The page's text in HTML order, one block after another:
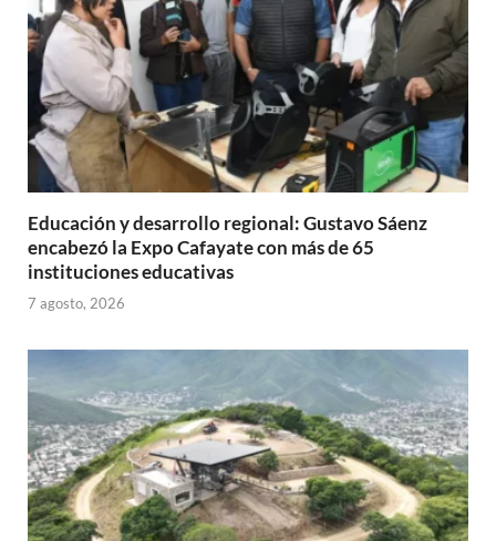
Educación y desarrollo regional: Gustavo Sáenz
encabezó la Expo Cafayate con más de 65
instituciones educativas
7 agosto, 2026